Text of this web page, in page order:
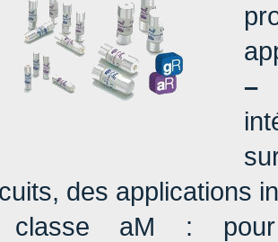
–
des applications
classe aM : pour